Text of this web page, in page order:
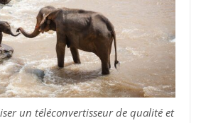
un téléconvertisseur de qualité et